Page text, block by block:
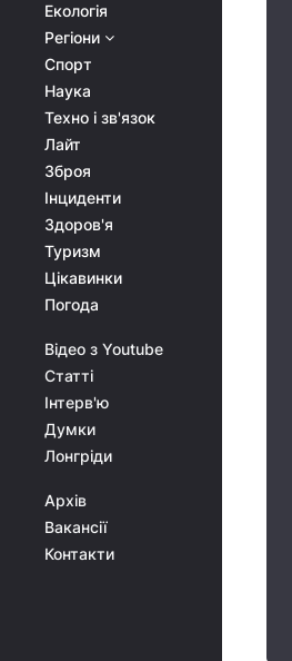
Екологія
Регіони
Спорт
Наука
Техно і зв'язок
Лайт
Зброя
Інциденти
Здоров'я
Туризм
Цікавинки
Погода
Відео з Youtube
Статті
Інтерв'ю
Думки
Лонгріди
Архів
Вакансії
Контакти